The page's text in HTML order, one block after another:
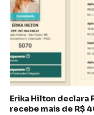
Erika Hilton declara
recebe mais de R$